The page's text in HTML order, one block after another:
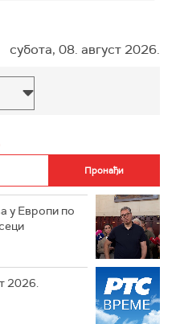
субота, 08. август 2026.
у Европи по
2026.